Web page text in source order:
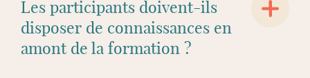
Les participants doivent-ils
disposer de connaissances en
amont de la formation ?